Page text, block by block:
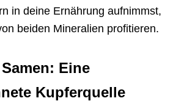
in deine Ernährung aufnimmst,
beiden Mineralien profitieren.
Eine
Kupferquelle